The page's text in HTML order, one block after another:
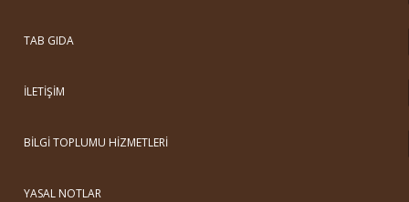
TAB GIDA
İLETİŞİM
BİLGİ TOPLUMU HİZMETLERİ
YASAL NOTLAR